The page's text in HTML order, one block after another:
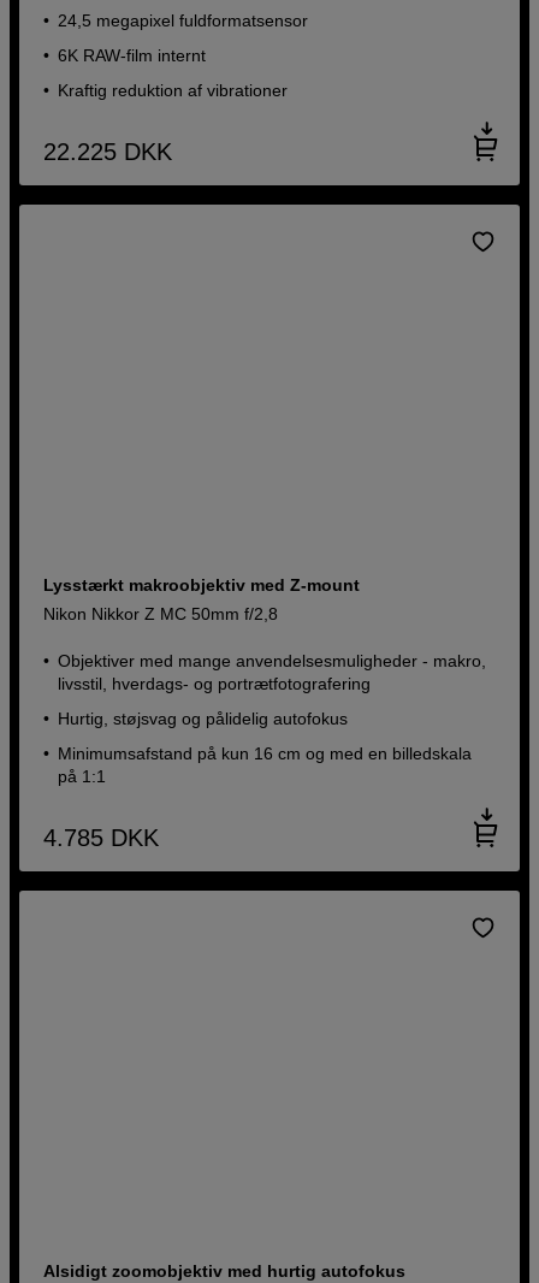
24,5 megapixel fuldformatsensor
6K RAW-film internt
Kraftig reduktion af vibrationer
22.225 DKK
Lysstærkt makroobjektiv med Z-mount
Nikon Nikkor Z MC 50mm f/2,8
Objektiver med mange anvendelsesmuligheder - makro,
livsstil, hverdags- og portrætfotografering
Hurtig, støjsvag og pålidelig autofokus
Minimumsafstand på kun 16 cm og med en billedskala
på 1:1
4.785 DKK
Alsidigt zoomobjektiv med hurtig autofokus